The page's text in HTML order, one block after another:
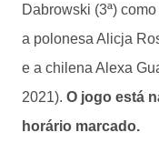
Dabrowski (3ª)
a polonesa Alicja
e a chilena Alexa
2021). O jogo está
horário marcado.